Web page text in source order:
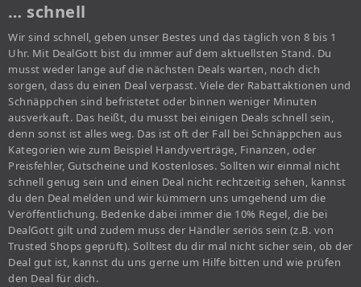
… schnell
Wir sind schnell, geben unser Bestes und das täglich von 8 bis 1
Uhr. Mit DealGott bist du immer auf dem aktuellsten Stand. Du
musst weder lange auf die nächsten Deals warten, noch dich
sorgen, dass du einen Deal verpasst. Viele der Rabattaktionen und
Schnäppchen sind befristetet oder binnen weniger Minuten
ausverkauft. Das heißt, du musst bei einigen Deals schnell sein,
denn sonst ist alles weg. Das ist oft der Fall bei Schnäppchen aus
Kategorien wie zum Beispiel Handyverträge, Finanzen, oder
Preisfehler, Gutscheine und Kostenloses. Sollten wir einmal nicht
schnell genug sein und einen Deal nicht rechtzeitig sehen, kannst
du den Deal melden und wir kümmern uns umgehend um die
Veröffentlichung. Bedenke dabei immer die 10% Regel, die bei
DealGott gilt und zudem muss der Händler seriös sein (z.B. von
Trusted Shops geprüft). Solltest du dir mal nicht sicher sein, ob der
Deal gut ist, kannst du uns gerne um Hilfe bitten und wie prüfen
den Deal für dich.